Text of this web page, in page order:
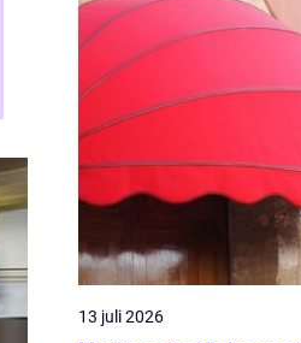
13 juli 2026